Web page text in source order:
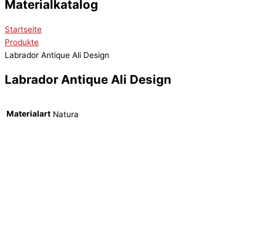
Materialkatalog
Startseite
Produkte
Labrador Antique Ali Design
Labrador Antique Ali Design
Materialart Natura